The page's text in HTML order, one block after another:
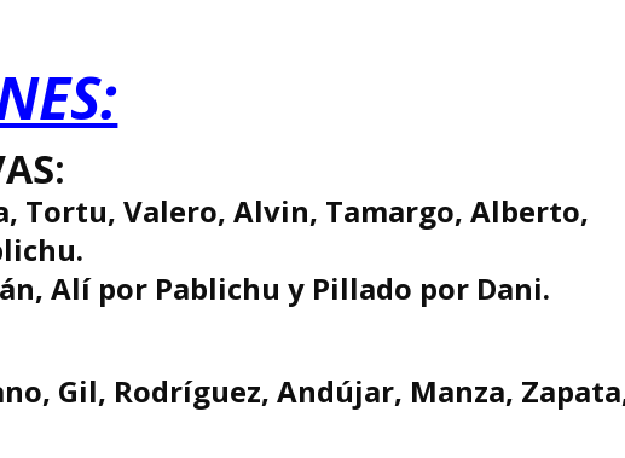
Tortu, Valero, Alvin, Tamargo, Alberto,
Alí por Pablichu y Pillado por Dani.
Gil, Rodríguez, Andújar, Manza,